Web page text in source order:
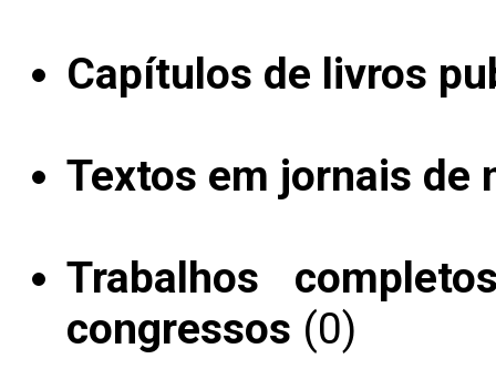
Capítulos de livros
Textos em jornais
Trabalhos
congressos (0)